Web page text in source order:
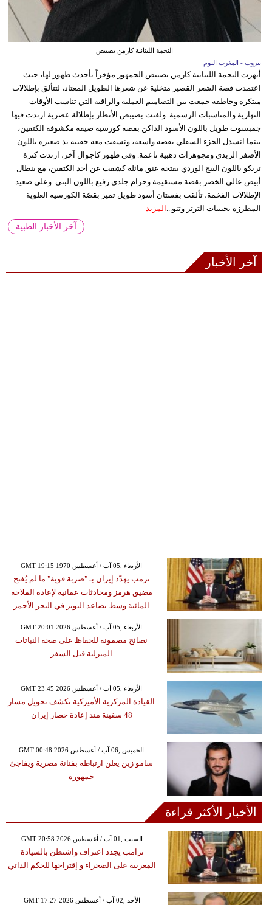
النجمة اللبنانية كارمن بصيبص
بيروت - المغرب اليوم
أبهرت النجمة اللبنانية كارمن بصيبص الجمهور مؤخراً بأحدث ظهور لها، حيث
اعتمدت قصة الشعر القصير متخلية عن شعرها الطويل المعتاد، لتتألق بإطلالات
مبتكرة وخاطفة جمعت بين التصاميم العملية والراقية التي تناسب الأوقات
النهارية والمناسبات الرسمية. ولفتت بصيبص الأنظار بإطلالة عصرية ارتدت فيها
جمبسوت طويل باللون الأسود الداكن بقصة كورسيه ضيقة مكشوفة الكتفين،
بينما انسدل الجزء السفلي بقصة واسعة، ونسقت معه حقيبة يد صغيرة باللون
الأصفر الزبدي ومجوهرات ذهبية ناعمة. وفي ظهور كاجوال آخر، ارتدت كنزة
تريكو باللون البيج الوردي بفتحة عنق مائلة كشفت عن أحد الكتفين، مع بنطال
أبيض عالي الخصر بقصة مستقيمة وحزام جلدي رفيع باللون البني. وعلى صعيد
الإطلالات الفخمة، تألقت بفستان أسود طويل تميز بقصّة الكورسيه العلوية
المطرزة بحبيبات الترتر وتنو... المزيد
آخر الأخبار الطبية
آخر الأخبار
GMT 19:15 1970 الأربعاء ,05 آب / أغسطس
ترمب يهدّد إيران بـ "ضربة قوية" ما لم يُفتح
مضيق هرمز ومحادثات عمانية لإعادة الملاحة
المائية وسط تصاعد التوتر في البحر الأحمر
GMT 20:01 2026 الأربعاء ,05 آب / أغسطس
نصائح مضمونة للحفاظ على صحة النباتات
المنزلية قبل السفر
GMT 23:45 2026 الأربعاء ,05 آب / أغسطس
القيادة المركزية الأميركية تكشف تحويل مسار
48 سفينة منذ إعادة حصار إيران
GMT 00:48 2026 الخميس ,06 آب / أغسطس
سامو زين يعلن ارتباطه بفنانة مصرية ويفاجئ
جمهوره
الأخبار الأكثر قراءة
GMT 20:58 2026 السبت ,01 آب / أغسطس
ترامب يجدد اعتراف واشنطن بالسيادة
المغربية على الصحراء و إقتراحها للحكم الذاتي
GMT 17:27 2026 الأحد ,02 آب / أغسطس